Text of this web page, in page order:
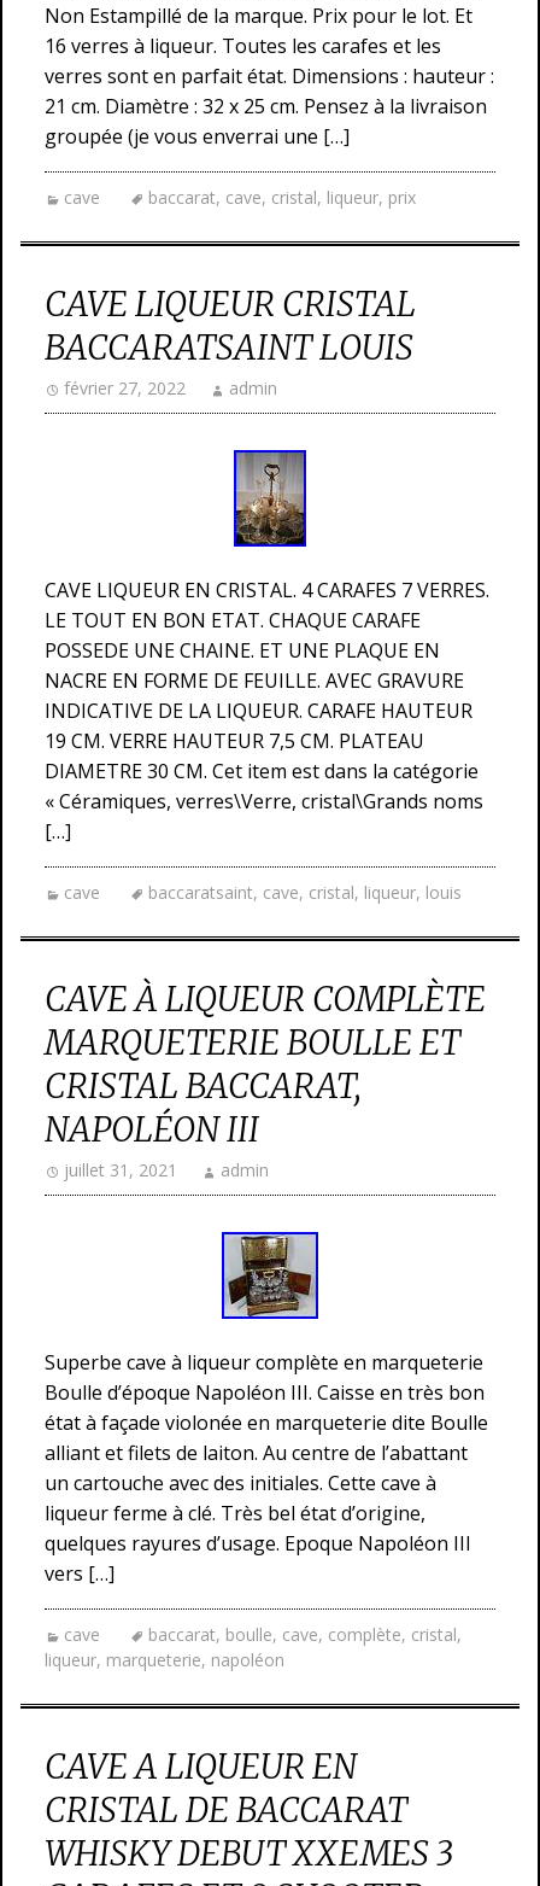
Non Estampillé de la marque. Prix pour le lot. Et
16 verres à liqueur. Toutes les carafes et les
verres sont en parfait état. Dimensions : hauteur :
21 cm. Diamètre : 32 x 25 cm. Pensez à la livraison
groupée (je vous enverrai une […]
cave baccarat, cave, cristal, liqueur, prix
CAVE LIQUEUR CRISTAL
BACCARATSAINT LOUIS
février 27, 2022 admin
CAVE LIQUEUR EN CRISTAL. 4 CARAFES 7 VERRES.
LE TOUT EN BON ETAT. CHAQUE CARAFE
POSSEDE UNE CHAINE. ET UNE PLAQUE EN
NACRE EN FORME DE FEUILLE. AVEC GRAVURE
INDICATIVE DE LA LIQUEUR. CARAFE HAUTEUR
19 CM. VERRE HAUTEUR 7,5 CM. PLATEAU
DIAMETRE 30 CM. Cet item est dans la catégorie
« Céramiques, verres\Verre, cristal\Grands noms
[…]
cave baccaratsaint, cave, cristal, liqueur, louis
CAVE À LIQUEUR COMPLÈTE
MARQUETERIE BOULLE ET
CRISTAL BACCARAT,
NAPOLÉON III
juillet 31, 2021 admin
Superbe cave à liqueur complète en marqueterie
Boulle d’époque Napoléon III. Caisse en très bon
état à façade violonée en marqueterie dite Boulle
alliant et filets de laiton. Au centre de l’abattant
un cartouche avec des initiales. Cette cave à
liqueur ferme à clé. Très bel état d’origine,
quelques rayures d’usage. Epoque Napoléon III
vers […]
cave baccarat, boulle, cave, complète, cristal,
liqueur, marqueterie, napoléon
CAVE A LIQUEUR EN
CRISTAL DE BACCARAT
WHISKY DEBUT XXEMES 3